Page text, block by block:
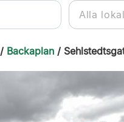
Alla
/ Backaplan /